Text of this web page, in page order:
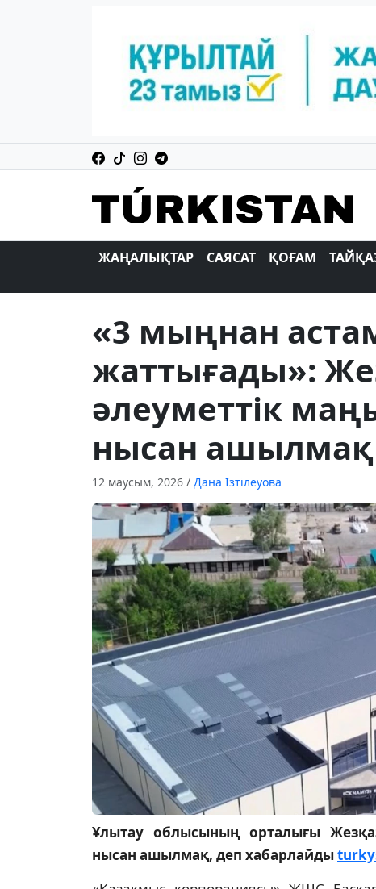
ЖАҢАЛЫҚТАР САЯСАТ ҚОҒАМ
«3 мыңнан
жаттығады»:
әлеуметтік
нысан ашылмақ
12 маусым, 2026 / Дана Ізтілеуова
Ұлытау облысының орталығы
нысан ашылмақ, деп хабарлайды